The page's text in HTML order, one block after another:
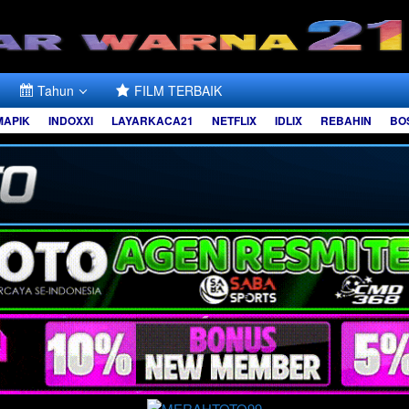
Tahun FILM TERBAIK
INDOXXI LAYARKACA21 NETFLIX IDLIX REBAHIN